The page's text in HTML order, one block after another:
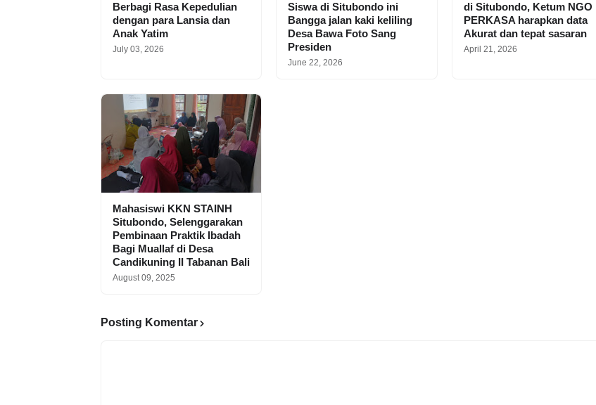
Berbagi Rasa Kepedulian
dengan para Lansia dan
Anak Yatim
July 03, 2026
Siswa di Situbondo ini
Bangga jalan kaki keliling
Desa Bawa Foto Sang
Presiden
June 22, 2026
di Situbondo, Ketum NGO
PERKASA harapkan data
Akurat dan tepat sasaran
April 21, 2026
Mahasiswi KKN STAINH
Situbondo, Selenggarakan
Pembinaan Praktik Ibadah
Bagi Muallaf di Desa
Candikuning II Tabanan Bali
August 09, 2025
Posting Komentar